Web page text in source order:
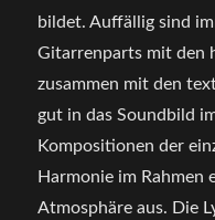
bildet. Auffällig sind
Gitarrenparts mit den
zusammen mit den
gut in das Soundbild
Kompositionen der
Harmonie im Rahmen
Atmosphäre aus. Die